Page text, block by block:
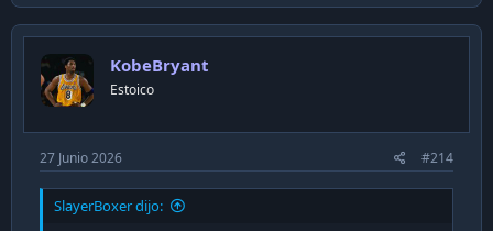
KobeBryant
Estoico
27 Junio 2026 #214
SlayerBoxer dijo: